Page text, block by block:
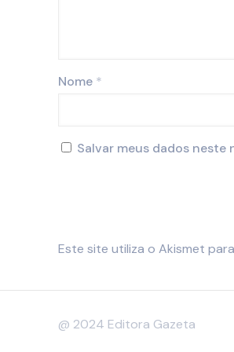
Nome *
Salvar meus dados neste
Este site utiliza o Akismet
@ 2024 Editora Gazeta